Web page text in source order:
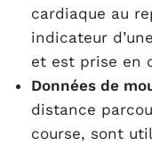
cardiaque au
indicateur
et est prise en
Données de
distance
course, sont